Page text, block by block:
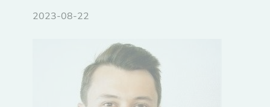
2023-08-22